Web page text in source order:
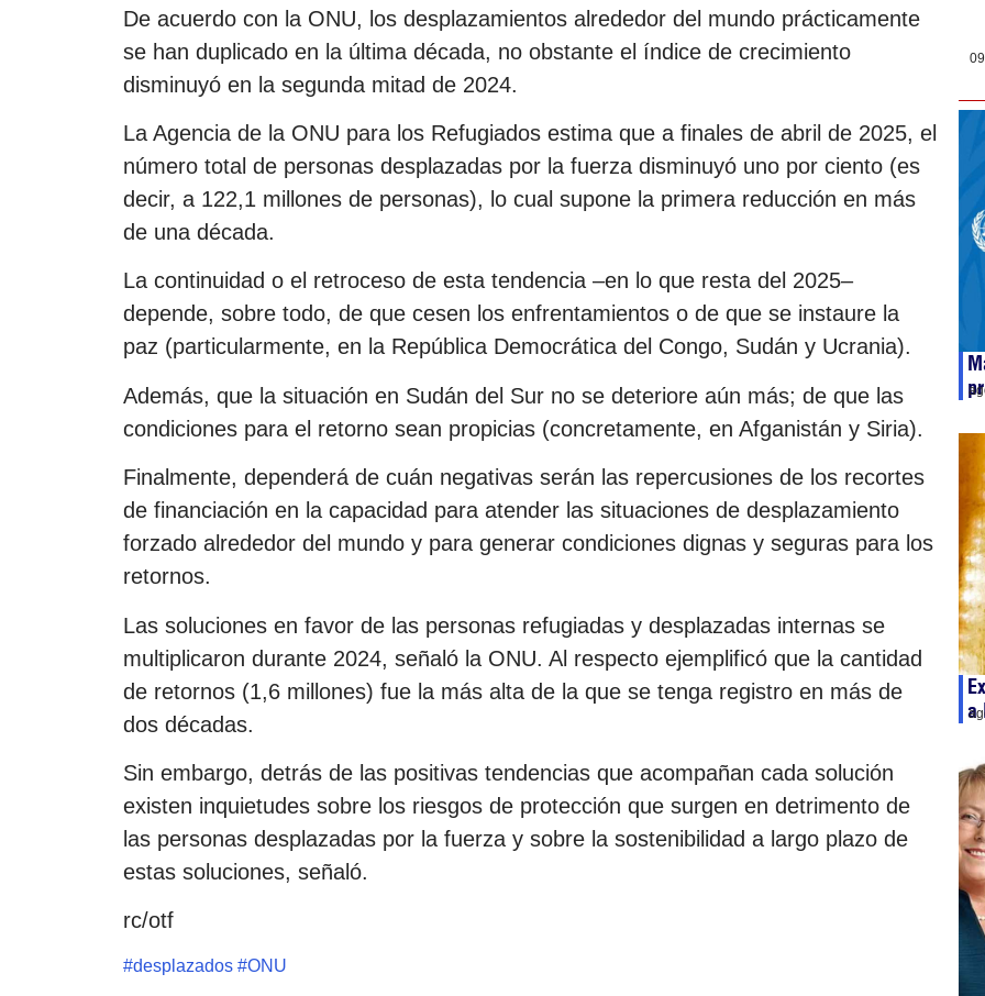
De acuerdo con la ONU, los desplazamientos alrededor del mundo prácticamente
se han duplicado en la última década, no obstante el índice de crecimiento
disminuyó en la segunda mitad de 2024.
La Agencia de la ONU para los Refugiados estima que a finales de abril de 2025, el
número total de personas desplazadas por la fuerza disminuyó uno por ciento (es
decir, a 122,1 millones de personas), lo cual supone la primera reducción en más
de una década.
La continuidad o el retroceso de esta tendencia –en lo que resta del 2025–
depende, sobre todo, de que cesen los enfrentamientos o de que se instaure la
paz (particularmente, en la República Democrática del Congo, Sudán y Ucrania).
Además, que la situación en Sudán del Sur no se deteriore aún más; de que las
condiciones para el retorno sean propicias (concretamente, en Afganistán y Siria).
Finalmente, dependerá de cuán negativas serán las repercusiones de los recortes
de financiación en la capacidad para atender las situaciones de desplazamiento
forzado alrededor del mundo y para generar condiciones dignas y seguras para los
retornos.
Las soluciones en favor de las personas refugiadas y desplazadas internas se
multiplicaron durante 2024, señaló la ONU. Al respecto ejemplificó que la cantidad
de retornos (1,6 millones) fue la más alta de la que se tenga registro en más de
dos décadas.
Sin embargo, detrás de las positivas tendencias que acompañan cada solución
existen inquietudes sobre los riesgos de protección que surgen en detrimento de
las personas desplazadas por la fuerza y sobre la sostenibilidad a largo plazo de
estas soluciones, señaló.
rc/otf
#desplazados #ONU
a